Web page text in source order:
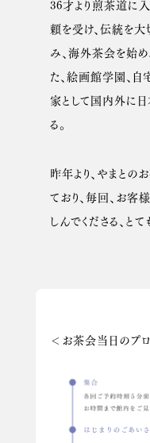
36才より煎茶道に
頼を受け、伝統を
み、海外茶会を始め
た、絵画館学園、
家として国内外に
る。
昨年より、やまと
ており、毎回、お
しんでくださる、と
＜お茶会当日のプ